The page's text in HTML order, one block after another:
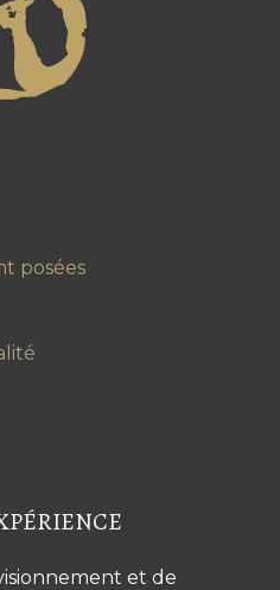
posées
et de